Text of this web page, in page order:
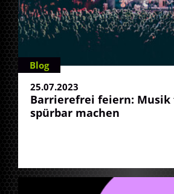
Blog
25.07.2023
Barrierefrei feiern: Musik
spürbar machen